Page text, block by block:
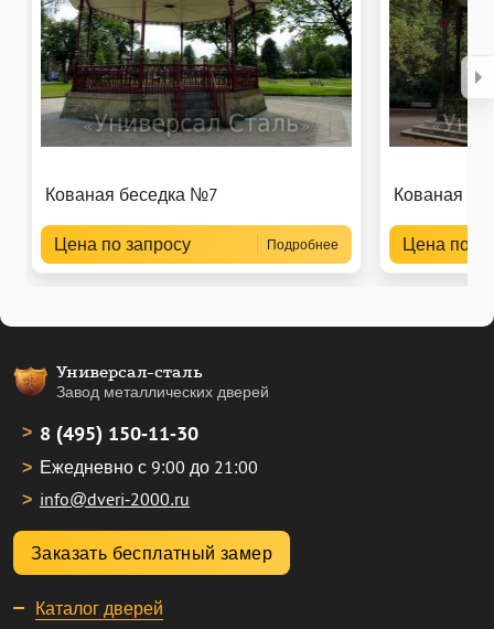
Кованая беседка №7
Цена по запросу Подробнее
Кованая
Цена по
Универсал-сталь
Завод металлических дверей
Каталог дверей
8 (495) 150-11-30
Ежедневно с 9:00 до 21:00
info@dveri-2000.ru
Заказать бесплатный замер